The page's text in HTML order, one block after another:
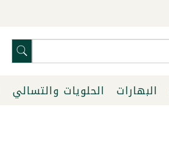
البهارات الحلويات والتسالي